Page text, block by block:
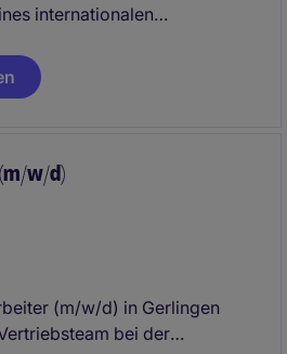
internationalen
einen engagierten
(m/w/d), der Wert auf
w/d)
(m/w/d) in Gerlingen
bei der